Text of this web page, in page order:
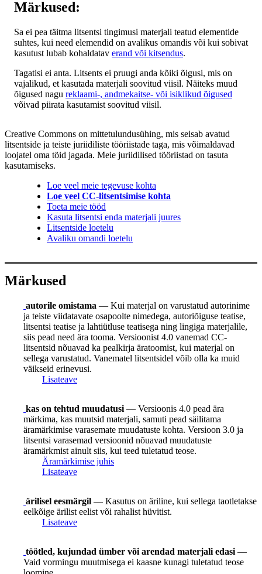
Märkused:
Sa ei pea täitma litsentsi tingimusi materjali teatud elementide
suhtes, kui need elemendid on avalikus omandis või kui sobivat
kasutust lubab kohaldatav erand või kitsendus.
Tagatisi ei anta. Litsents ei pruugi anda kõiki õigusi, mis on
vajalikud, et kasutada materjali soovitud viisil. Näiteks muud
õigused nagu reklaami-, andmekaitse- või isiklikud õigused
võivad piirata kasutamist soovitud viisil.
Creative Commons on mittetulundusühing, mis seisab avatud
litsentside ja teiste juriidiliste tööriistade taga, mis võimaldavad
loojatel oma töid jagada. Meie juriidilised tööriistad on tasuta
kasutamiseks.
Loe veel meie tegevuse kohta
Loe veel CC-litsentsimise kohta
Toeta meie tööd
Kasuta litsentsi enda materjali juures
Litsentside loetelu
Avaliku omandi loetelu
Märkused
autorile omistama — Kui materjal on varustatud autorinime
ja teiste viidatavate osapoolte nimedega, autoriõiguse teatise,
litsentsi teatise ja lahtiütluse teatisega ning lingiga materjalile,
siis pead need ära tooma. Versioonist 4.0 vanemad CC-
litsentsid nõuavad ka pealkirja äratoomist, kui materjal on
sellega varustatud. Vanematel litsentsidel võib olla ka muid
väikseid erinevusi.
Lisateave
kas on tehtud muudatusi — Versioonis 4.0 pead ära
märkima, kas muutsid materjali, samuti pead säilitama
äramärkimise varasemate muudatuste kohta. Versioon 3.0 ja
litsentsi varasemad versioonid nõuavad muudatuste
äramärkmist ainult siis, kui teed tuletatud teose.
Äramärkimise juhis
Lisateave
ärilisel eesmärgil — Kasutus on äriline, kui sellega taotletakse
eelkõige ärilist eelist või rahalist hüvitist.
Lisateave
töötled, kujundad ümber või arendad materjali edasi —
Vaid vormingu muutmisega ei kaasne kunagi tuletatud teose